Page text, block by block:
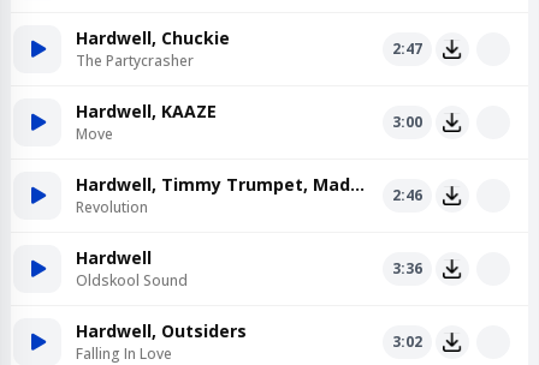
Hardwell, Chuckie
The Partycrasher
2:47
Hardwell, KAAZE
Move
3:00
Hardwell, Timmy Trumpet, Maddix
Revolution
2:46
Hardwell
Oldskool Sound
3:36
Hardwell, Outsiders
Falling In Love
3:02